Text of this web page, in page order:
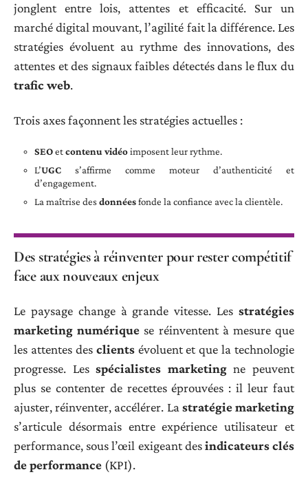
jonglent entre lois, attentes et efficacité. Sur un
marché digital mouvant, l’agilité fait la différence. Les
stratégies évoluent au rythme des innovations, des
attentes et des signaux faibles détectés dans le flux du
trafic web.
Trois axes façonnent les stratégies actuelles :
SEOetcontenu vidéoimposent leur rythme.
L’UGC s’affirme comme moteur d’authenticité et
d’engagement.
La maîtrise desdonnéesfonde la confiance avec la clientèle.
Des stratégies à réinventer pour rester compétitif
face aux nouveaux enjeux
Le paysage change à grande vitesse. Les stratégies
marketing numérique se réinventent à mesure que
les attentes des clientsévoluent et que la technologie
progresse. Lesspécialistes marketingne peuvent
plus se contenter de recettes éprouvées : il leur faut
ajuster, réinventer, accélérer. La stratégie marketing
s’articule désormais entre expérience utilisateur et
performance, sous l’œil exigeant desindicateurs clés
de performance (KPI).